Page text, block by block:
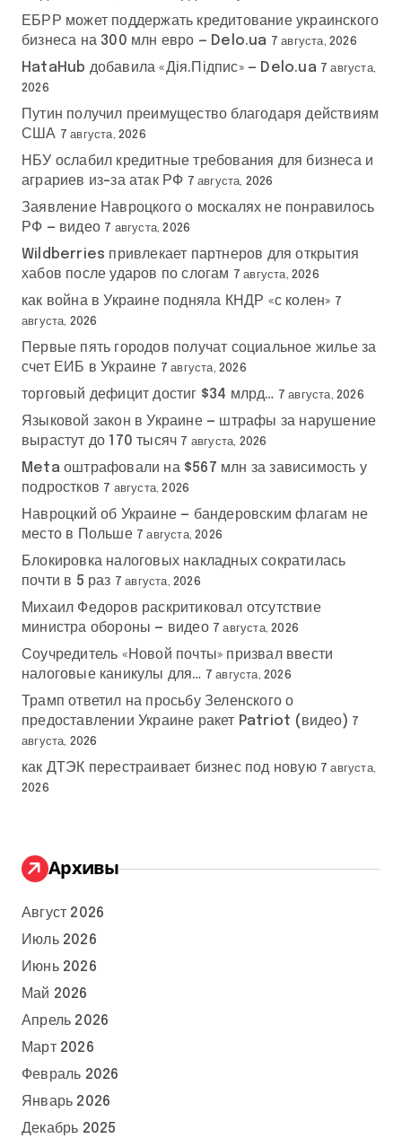
ЕБРР может поддержать кредитование украинского
бизнеса на 300 млн евро — Delo.ua 7 августа, 2026
HataHub добавила «Дія.Підпис» — Delo.ua 7 августа,
2026
Путин получил преимущество благодаря действиям
США 7 августа, 2026
НБУ ослабил кредитные требования для бизнеса и
аграриев из-за атак РФ 7 августа, 2026
Заявление Навроцкого о москалях не понравилось
РФ — видео 7 августа, 2026
Wildberries привлекает партнеров для открытия
хабов после ударов по слогам
7 августа, 2026
как война в Украине подняла КНДР «с колен» 7
августа, 2026
Первые пять городов получат социальное жилье за
счет ЕИБ в Украине 7 августа, 2026
торговый дефицит достиг $34 млрд… 7 августа, 2026
Языковой закон в Украине — штрафы за нарушение
вырастут до 170 тысяч 7 августа, 2026
Meta оштрафовали на $567 млн за зависимость у
подростков 7 августа, 2026
Навроцкий об Украине — бандеровским флагам не
место в Польше 7 августа, 2026
Блокировка налоговых накладных сократилась
почти в 5 раз 7 августа, 2026
Михаил Федоров раскритиковал отсутствие
министра обороны — видео 7 августа, 2026
Соучредитель «Новой почты» призвал ввести
налоговые каникулы для…
7 августа, 2026
Трамп ответил на просьбу Зеленского о
предоставлении Украине ракет Patriot (видео) 7
августа, 2026
как ДТЭК перестраивает бизнес под новую 7 августа,
2026
Архивы
Август 2026
Июль 2026
Июнь 2026
Май 2026
Апрель 2026
Март 2026
Февраль 2026
Январь 2026
Декабрь 2025